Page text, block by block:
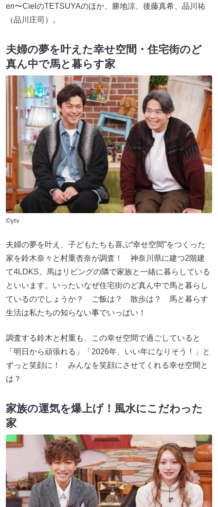
en〜CielのTETSUYAのほか、勝地涼、後藤真希、品川祐
（品川庄司）。
夫婦の夢を叶えた幸せ空間・住宅街のど
真ん中で馬と暮らす家
©ytv
夫婦の夢を叶え、子どもたちも喜ぶ“幸せ空間”をつくった
家を鈴木奈々と村重杏奈が調査！ 神奈川県に建つ2階建
て4LDKS。馬はリビングの隣で家族と一緒に暮らしている
といいます。いったいなぜ住宅街のど真ん中で馬と暮らし
ているのでしょうか？ ご飯は？ 散歩は？ 馬と暮らす
生活は私たちの知らない事でいっぱい！
調査する鈴木と村重も、この幸せ空間で過ごしていると
「明日から頑張れる」「2026年、いい年になりそう！」と
ずっと笑顔に！ みんなを笑顔にさせてくれる幸せ空間と
は？
家族の運気を爆上げ！風水にこだわった
家